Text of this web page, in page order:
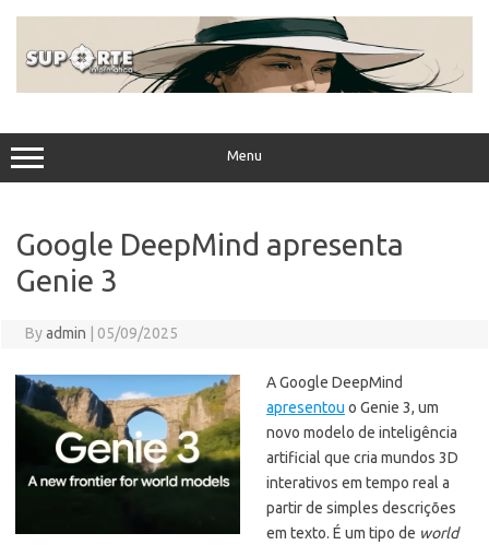
Menu
Google DeepMind apresenta
Genie 3
Byadmin 05/09/2025
A Google DeepMind
apresentou o Genie 3, um
novo modelo de inteligência
artificial que cria mundos 3D
interativos em tempo real a
partir de simples descrições
em texto. É um tipo de world